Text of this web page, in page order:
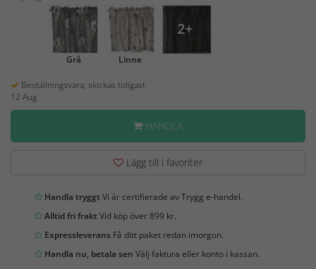
Grå Linne
2+
Beställningsvara, skickas tidigast
12 Aug
HANDLA
Lägg till i favoriter
Handla tryggtVi är certifierade av Trygg e-handel.
Alltid fri fraktVid köp över 899 kr.
Expressleverans Få ditt paket redan imorgon.
Handla nu, betala sen Välj faktura eller konto i kassan.